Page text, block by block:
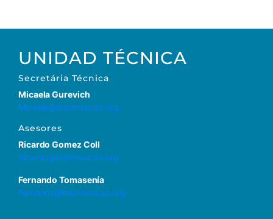
UNIDAD TÉCNICA
Secretária Técnica
Micaela Gurevich
Micaela@ibermusicas.org
Asesores
Ricardo Gomez Coll
Ricardo@ibermusicas.org
Fernando Tomasenía
Fernando@ibermusicas.org